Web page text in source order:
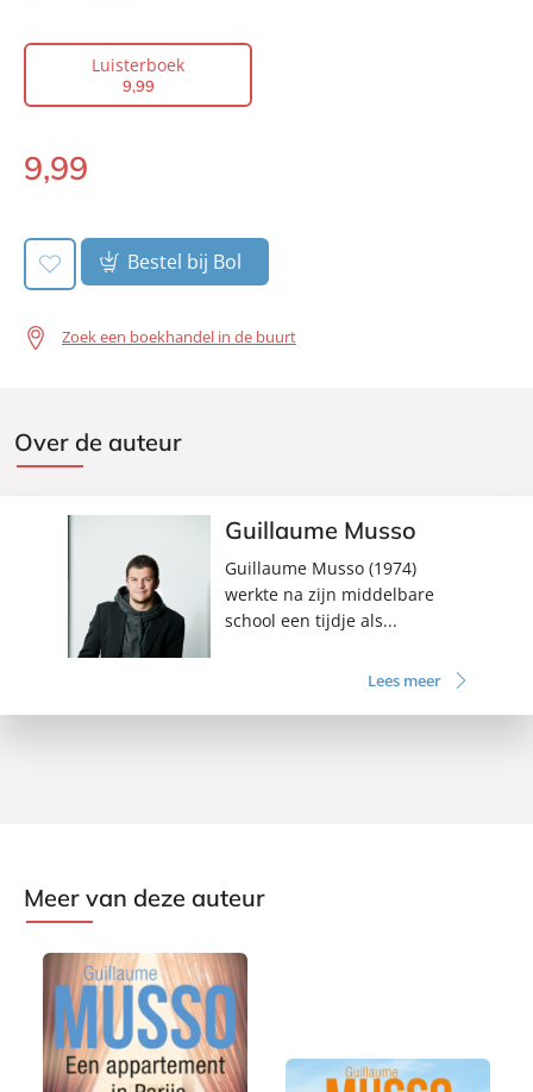
Auteur(s):
Guillaume Musso
Duur:
Luisterboek
9,99
Luisterboek:
9,99
Bestel bij Bol
Zoek een boekhandel in de buurt
Over de auteur
Guillaume Musso
Guillaume Musso (1974)
werkte na zijn middelbare
school een tijdje als...
Lees meer
Meer van deze auteur